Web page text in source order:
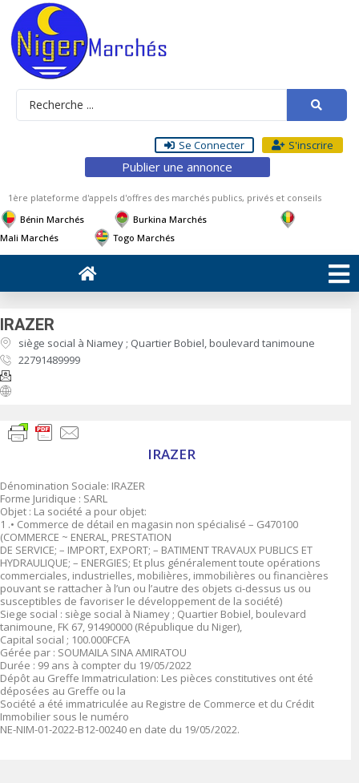
Se Connecter S'inscrire
Publier une annonce
1ère plateforme d'appels d'offres des marchés publics, privés et conseils
Bénin Marchés
Burkina Marchés
Mali Marchés
Togo Marchés
IRAZER
siège social à Niamey ; Quartier Bobiel, boulevard tanimoune
22791489999
IRAZER
Dénomination Sociale: IRAZER
Forme Juridique : SARL
Objet : La société a pour objet:
1 .• Commerce de détail en magasin non spécialisé – G470100
(COMMERCE ~ ENERAL, PRESTATION
DE SERVICE; – IMPORT, EXPORT; – BATIMENT TRAVAUX PUBLICS ET
HYDRAULIQUE; – ENERGIES; Et plus généralement toute opérations
commerciales, industrielles, mobilières, immobilières ou financières
pouvant se rattacher à l’un ou l’autre des objets ci-dessus us ou
susceptibles de favoriser le développement de la société)
Siege social : siège social à Niamey ; Quartier Bobiel, boulevard
tanimoune, FK 67, 91490000 (République du Niger),
Capital social ; 100.000FCFA
Gérée par : SOUMAILA SINA AMIRATOU
Durée : 99 ans à compter du 19/05/2022
Dépôt au Greffe Immatriculation: Les pièces constitutives ont été
déposées au Greffe ou la
Société a été immatriculée au Registre de Commerce et du Crédit
Immobilier sous le numéro
NE-NIM-01-2022-B12-00240 en date du 19/05/2022.